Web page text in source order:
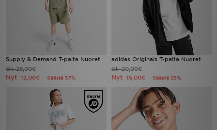
Supply & Demand T-paita Nuoret
Oli28,00€
Nyt 12,00€ Säästä 57%
adidas Originals T-paita Nuoret
Oli20,00€
Nyt 15,00€ Säästä 25%